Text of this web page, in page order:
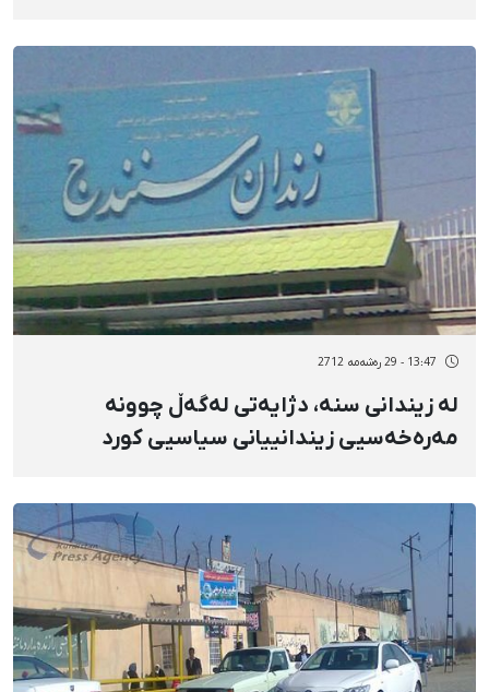
13:47 - 29 رەشەمه 2712
لە زیندانی سنە، دژایەتی لەگەڵ چوونە
مەرەخەسیی زیندانییانی سیاسیی کورد